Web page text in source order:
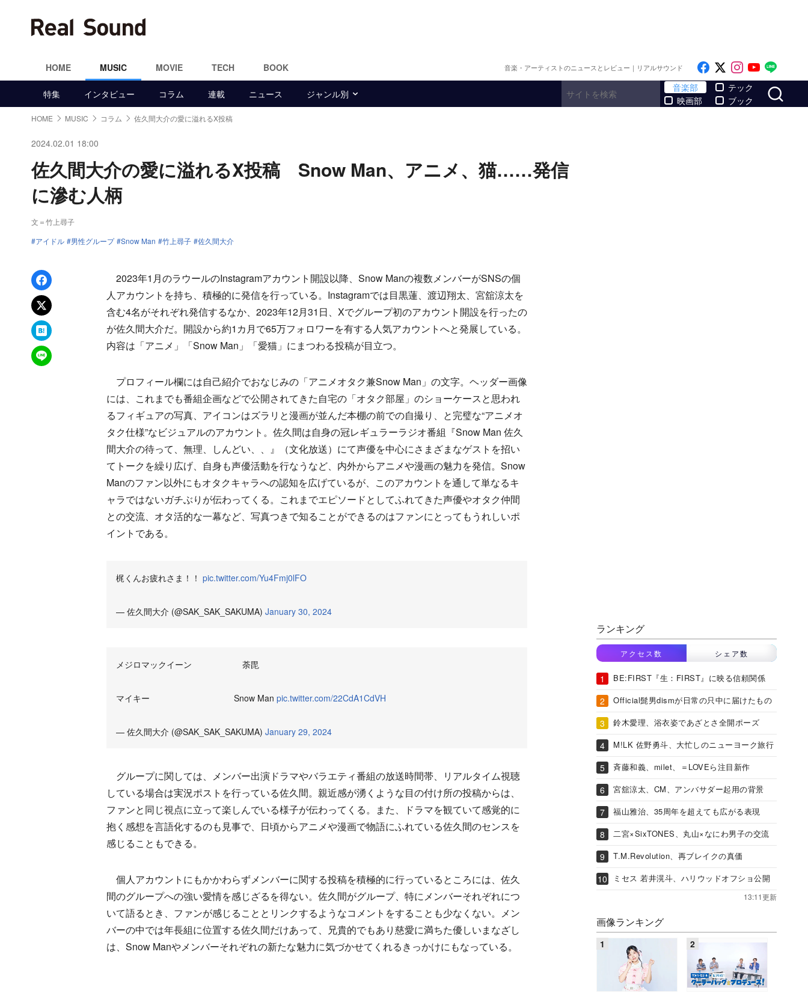
HOME MUSIC MOVIE TECH BOOK 音楽・アーティストのニュースとレビュー｜リアルサウンド Like on Facebook
Follow on x
Follow on
Follow
特集 インタビュー コラム 連載 ニュース ジャンル別
音楽部
映画部
テック
ブック
HOME MUSIC コラム 佐久間大介の愛に溢れるX投稿
2024.02.01 18:00
佐久間大介の愛に溢れるX投稿 Snow Man、アニメ、猫……発信
に滲む人柄
文＝竹上尋子
アイドル
男性グループ Snow Man 竹上尋子 佐久間大介
Facebookでシェア
xでポスト
はてなブックマーク
LINEで送る
2023年1月のラウールのInstagramアカウント開設以降、Snow Manの複数メンバーがSNSの個
人アカウントを持ち、積極的に発信を行っている。Instagramでは目黒蓮、渡辺翔太、宮舘涼太を
含む4名がそれぞれ発信するなか、2023年12月31日、Xでグループ初のアカウント開設を行ったの
が佐久間大介だ。開設から約1カ月で65万フォロワーを有する人気アカウントへと発展している。
内容は「アニメ」「Snow Man」「愛猫」にまつわる投稿が目立つ。
プロフィール欄には自己紹介でおなじみの「アニメオタク兼Snow Man」の文字。ヘッダー画像
には、これまでも番組企画などで公開されてきた自宅の「オタク部屋」のショーケースと思われ
るフィギュアの写真、アイコンはズラリと漫画が並んだ本棚の前での自撮り、と完璧な“アニメオ
タク仕様”なビジュアルのアカウント。佐久間は自身の冠レギュラーラジオ番組『Snow Man 佐久
間大介の待って、無理、しんどい、、』（文化放送）にて声優を中心にさまざまなゲストを招い
てトークを繰り広げ、自身も声優活動を行なうなど、内外からアニメや漫画の魅力を発信。Snow
Manのファン以外にもオタクキャラへの認知を広げているが、このアカウントを通して単なるキ
ャラではないガチぶりが伝わってくる。これまでエピソードとしてふれてきた声優やオタク仲間
との交流、オタ活的な一幕など、写真つきで知ることができるのはファンにとってもうれしいポ
イントである。
梶くんお疲れさま！！ pic.twitter.com/Yu4Fmj0lFO
— 佐久間大介 (@SAK_SAK_SAKUMA) January 30, 2024
メジロマックイーン 荼毘
マイキー Snow Man pic.twitter.com/22CdA1CdVH
— 佐久間大介 (@SAK_SAK_SAKUMA) January 29, 2024
グループに関しては、メンバー出演ドラマやバラエティ番組の放送時間帯、リアルタイム視聴
している場合は実況ポストを行っている佐久間。親近感が湧くような目の付け所の投稿からは、
ファンと同じ視点に立って楽しんでいる様子が伝わってくる。また、ドラマを観ていて感覚的に
抱く感想を言語化するのも見事で、日頃からアニメや漫画で物語にふれている佐久間のセンスを
感じることもできる。
個人アカウントにもかかわらずメンバーに関する投稿を積極的に行っているところには、佐久
間のグループへの強い愛情を感じざるを得ない。佐久間がグループ、特にメンバーそれぞれにつ
いて語るとき、ファンが感じることとリンクするようなコメントをすることも少なくない。メン
バーの中では年長組に位置する佐久間だけあって、兄貴的でもあり慈愛に満ちた優しいまなざし
は、Snow Manやメンバーそれぞれの新たな魅力に気づかせてくれるきっかけにもなっている。
ランキング
アクセス数 シェア数
BE:FIRST『生：FIRST』に映る信頼関係
Official髭男dismが日常の只中に届けたもの
鈴木愛理、浴衣姿であざとさ全開ポーズ
M!LK 佐野勇斗、大忙しのニューヨーク旅行
斉藤和義、milet、＝LOVEら注目新作
宮舘涼太、CM、アンバサダー起用の背景
福山雅治、35周年を超えても広がる表現
二宮×SixTONES、丸山×なにわ男子の交流
T.M.Revolution、再ブレイクの真価
ミセス 若井滉斗、ハリウッドオフショ公開
13:11更新
画像ランキング